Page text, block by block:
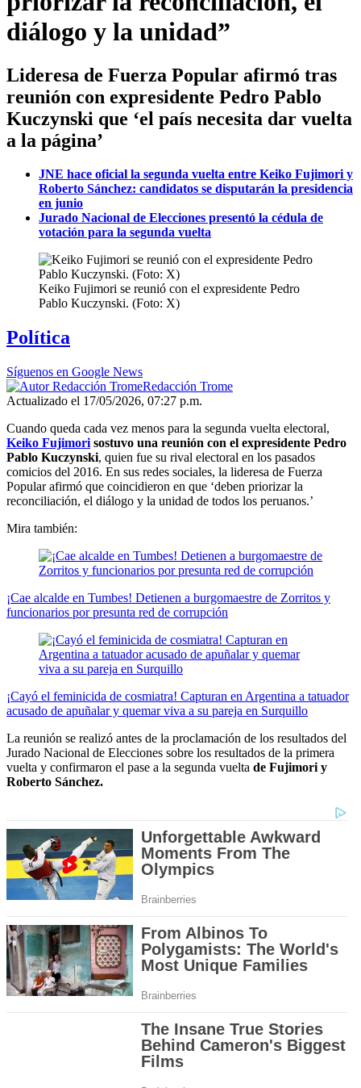
diálogo y la unidad”
Lideresa de Fuerza Popular afirmó tras
reunión con expresidente Pedro Pablo
Kuczynski que ‘el país necesita dar vuelta
a la página’
JNE hace oficial la segunda vuelta entre Keiko Fujimori y
Roberto Sánchez: candidatos se disputarán la presidencia
en junio
Jurado Nacional de Elecciones presentó la cédula de
votación para la segunda vuelta
Keiko Fujimori se reunió con el expresidente Pedro
Pablo Kuczynski. (Foto: X)
Política
Síguenos en Google News
Redacción Trome
Actualizado el 17/05/2026, 07:27 p.m.
Cuando queda cada vez menos para la segunda vuelta electoral,
Keiko Fujimori sostuvo una reunión con el expresidente Pedro
Pablo Kuczynski, quien fue su rival electoral en los pasados
comicios del 2016. En sus redes sociales, la lideresa de Fuerza
Popular afirmó que coincidieron en que ‘deben priorizar la
reconciliación, el diálogo y la unidad de todos los peruanos.’
Mira también:
¡Cae alcalde en Tumbes! Detienen a burgomaestre de Zorritos y
funcionarios por presunta red de corrupción
¡Cayó el feminicida de cosmiatra! Capturan en Argentina a tatuador
acusado de apuñalar y quemar viva a su pareja en Surquillo
La reunión se realizó antes de la proclamación de los resultados del
Jurado Nacional de Elecciones sobre los resultados de la primera
vuelta y confirmaron el pase a la segunda vuelta de Fujimori y
Roberto Sánchez.